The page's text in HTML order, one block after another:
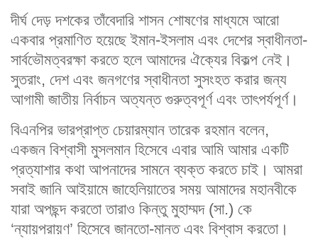
দীর্ঘ দেড় দশকের তাঁবেদারি শাসন শোষণের মাধ্যমে আরো
একবার প্রমাণিত হয়েছে ইমান-ইসলাম এবং দেশের স্বাধীনতা-
সার্বভৌমত্বরক্ষা করতে হলে আমাদের ঐক্যের বিকল্প নেই।
সুতরাং, দেশ এবং জনগণের স্বাধীনতা সুসংহত করার জন্য
আগামী জাতীয় নির্বাচন অত্যন্ত গুরুত্বপূর্ণ এবং তাৎপর্যপূর্ণ।
বিএনপির ভারপ্রাপ্ত চেয়ারম্যান তারেক রহমান বলেন,
একজন বিশ্বাসী মুসলমান হিসেবে এবার আমি আমার একটি
প্রত্যাশার কথা আপনাদের সামনে ব্যক্ত করতে চাই। আমরা
সবাই জানি আইয়ামে জাহেলিয়াতের সময় আমাদের মহানবীকে
যারা অপছন্দ করতো তারাও কিন্তু মুহাম্মদ (সা.) কে
‘ন্যায়পরায়ণ’ হিসেবে জানতো-মানত এবং বিশ্বাস করতো।